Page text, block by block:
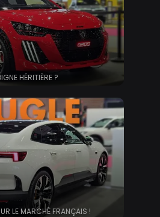
HÉRITIÈRE ?
LE MARCHÉ FRANÇAIS !